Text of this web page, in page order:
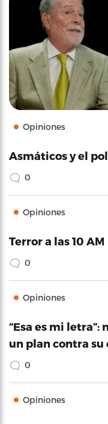
Opiniones
Asmáticos y el
0
Opiniones
Terror a las 10 AM
0
Opiniones
“Esa es mi letra”:
un plan contra su
0
Opiniones